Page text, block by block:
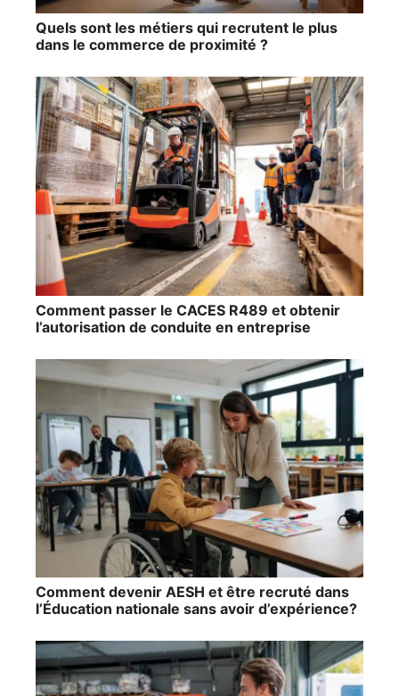
Quels sont les métiers qui recrutent le plus
dans le commerce de proximité ?
Comment passer le CACES R489 et obtenir
l’autorisation de conduite en entreprise
Comment devenir AESH et être recruté dans
l’Éducation nationale sans avoir d’expérience?